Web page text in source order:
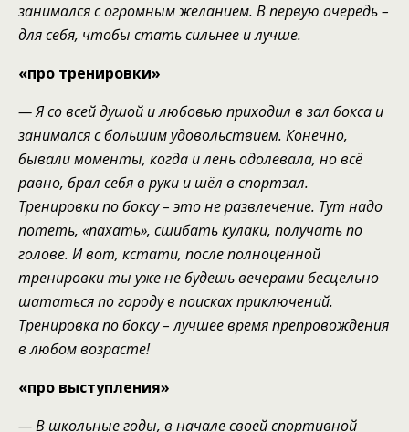
занималсяс огромным желанием. В первую очередь –
для себя, чтобы стать сильнее и лучше.
«про тренировки»
— Я со всей душой и любовью приходил в зал бокса и
занималсясбольшимудовольствием. Конечно,
бывали моменты, когда и лень одолевала, но всё
равно, брал себя в руки и шёл в спортзал.
Тренировкипо боксу – это не развлечение. Тут надо
потеть, «пахать», сшибать кулаки, получать по
голове. И вот, кстати, после полноценной
тренировки ты уже не будешь вечерами бесцельно
шататься по городу в поисках приключений.
Тренировка по боксу – лучшее время препровождения
в любом возрасте!
«про выступления»
—В школьные годы, в начале своей спортивной